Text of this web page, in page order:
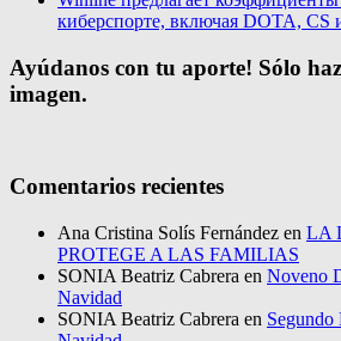
киберспорте, включая DOTA, CS
Ayúdanos con tu aporte! Sólo
imagen.
Comentarios recientes
Ana Cristina Solís Fernández en LA
PROTEGE A LAS FAMILIAS
SONIA Beatriz Cabrera en Noveno
Navidad
SONIA Beatriz Cabrera en Segundo